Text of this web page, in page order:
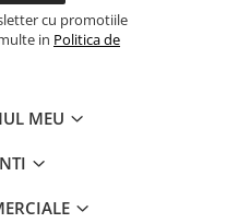
cu promotiile
in Politica de
MEU